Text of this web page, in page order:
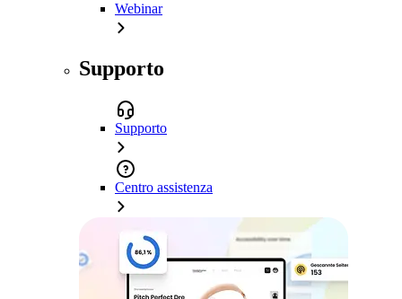
Webinar
Supporto
Supporto
Centro assistenza